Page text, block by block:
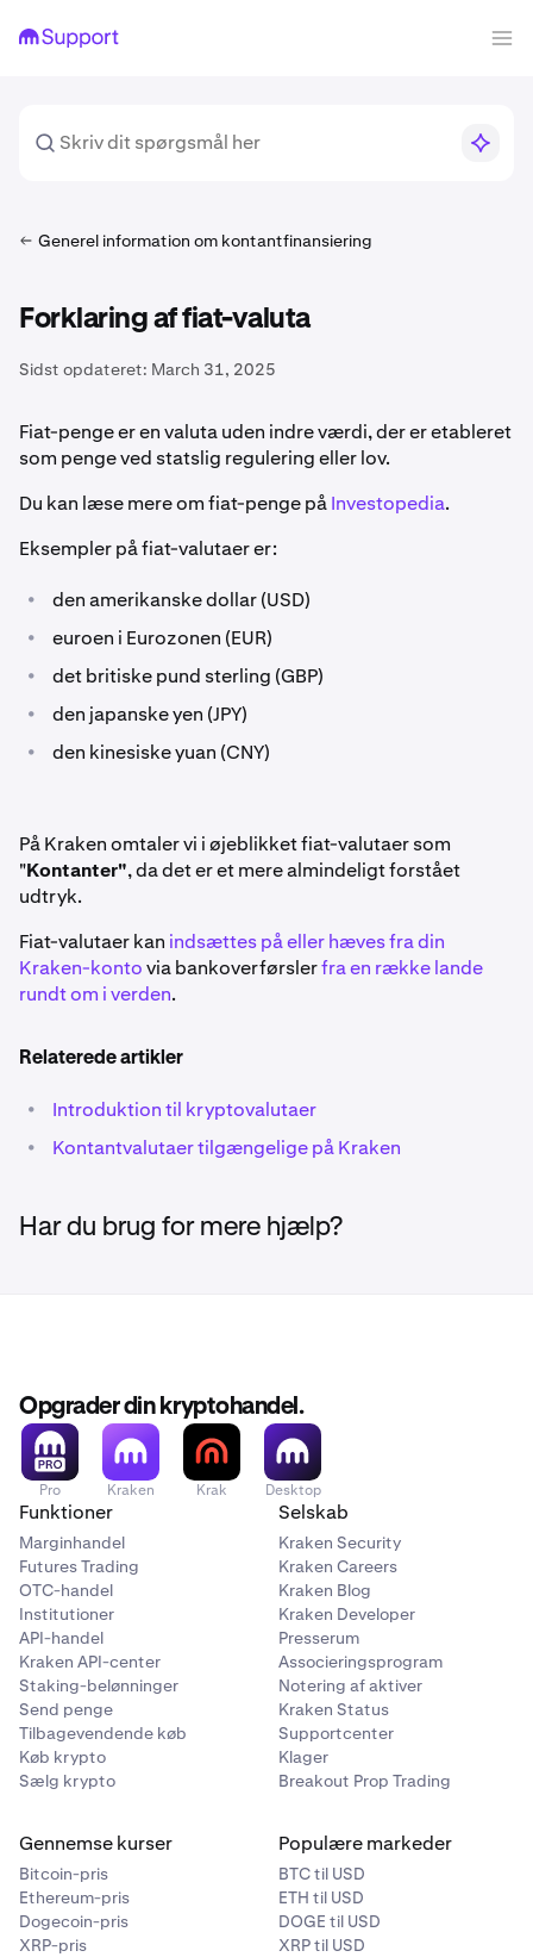
Generel information om kontantfinansiering
Forklaring af fiat-valuta
Sidst opdateret: March 31, 2025
Fiat-penge er en valuta uden indre værdi, der er etableret
som penge ved statslig regulering eller lov.
Du kan læse mere om fiat-penge påInvestopedia.
Eksempler på fiat-valutaer er:
• den amerikanske dollar (USD)
• euroen i Eurozonen (EUR)
• det britiske pund sterling (GBP)
• den japanske yen (JPY)
• den kinesiske yuan (CNY)
På Kraken omtaler vi i øjeblikket fiat-valutaer som
"Kontanter", da det er et mere almindeligt forstået
udtryk.
Fiat-valutaer kan indsættes på eller hæves fra din
Kraken-kontovia bankoverførslerfra en række lande
rundt om i verden.
Relaterede artikler
• Introduktion til kryptovalutaer
• Kontantvalutaer tilgængelige på Kraken
Har du brug for mere hjælp?
Opgrader din kryptohandel.
Pro Kraken Krak Desktop
Funktioner
Marginhandel
Futures Trading
OTC-handel
Institutioner
API-handel
Kraken API-center
Staking-belønninger
Send penge
Tilbagevendende køb
Køb krypto
Sælg krypto
Selskab
Kraken Security
Kraken Careers
Kraken Blog
Kraken Developer
Presserum
Associeringsprogram
Notering af aktiver
Kraken Status
Supportcenter
Klager
Breakout Prop Trading
Gennemse kurser
Bitcoin-pris
Ethereum-pris
Dogecoin-pris
XRP-pris
Populære markeder
BTC til USD
ETH til USD
DOGE til USD
XRP til USD